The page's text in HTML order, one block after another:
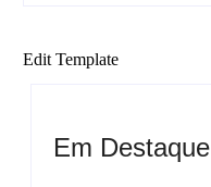
Edit Template
Em Destaque